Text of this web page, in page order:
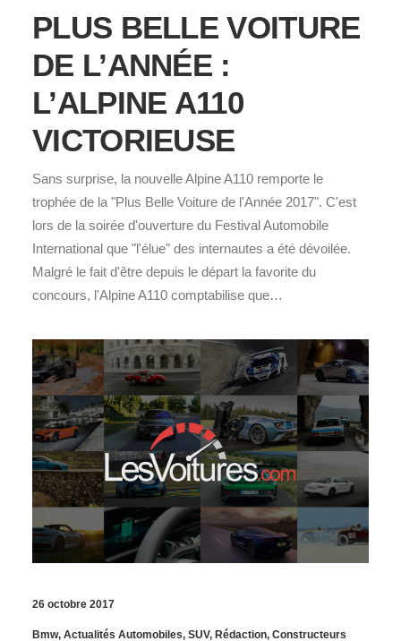
PLUS BELLE VOITURE
DE L’ANNÉE :
L’ALPINE A110
VICTORIEUSE
Sans surprise, la nouvelle Alpine A110 remporte le
trophée de la "Plus Belle Voiture de l'Année 2017". C'est
lors de la soirée d'ouverture du Festival Automobile
International que "l'élue" des internautes a été dévoilée.
Malgré le fait d'être depuis le départ la favorite du
concours, l'Alpine A110 comptabilise que…
26 octobre 2017
Bmw, Actualités Automobiles, SUV, Rédaction, Constructeurs